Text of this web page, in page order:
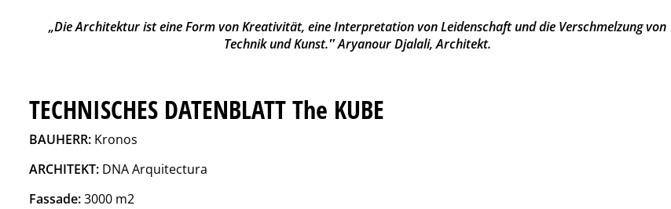
„Die Architektur ist eine Form von Kreativität, eine Interpretation von Leidenschaft und die Verschmelzung von
Technik und Kunst.‟ Aryanour Djalali, Architekt.
TECHNISCHES DATENBLATT The KUBE
BAUHERR: Kronos
ARCHITEKT: DNA Arquitectura
Fassade:3000 m2